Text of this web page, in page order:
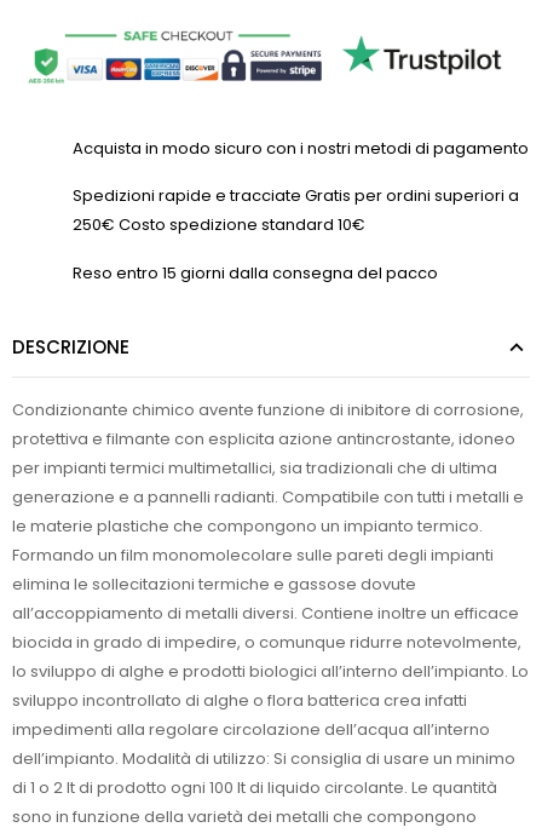
Acquista in modo sicuro con i nostri metodi di pagamento
Spedizioni rapide e tracciate Gratis per ordini superiori a
250€ Costo spedizione standard 10€
Reso entro 15 giorni dalla consegna del pacco
DESCRIZIONE
Condizionante chimico avente funzione di inibitore di corrosione,
protettiva e filmante con esplicita azione antincrostante, idoneo
per impianti termici multimetallici, sia tradizionali che di ultima
generazione e a pannelli radianti. Compatibile con tutti i metalli e
le materie plastiche che compongono un impianto termico.
Formando un film monomolecolare sulle pareti degli impianti
elimina le sollecitazioni termiche e gassose dovute
all’accoppiamento di metalli diversi. Contiene inoltre un efficace
biocida in grado di impedire, o comunque ridurre notevolmente,
lo sviluppo di alghe e prodotti biologici all’interno dell’impianto. Lo
sviluppo incontrollato di alghe o flora batterica crea infatti
impedimenti alla regolare circolazione dell’acqua all’interno
dell’impianto. Modalità di utilizzo: Si consiglia di usare un minimo
di 1 o 2 lt di prodotto ogni 100 lt di liquido circolante. Le quantità
sono in funzione della varietà dei metalli che compongono